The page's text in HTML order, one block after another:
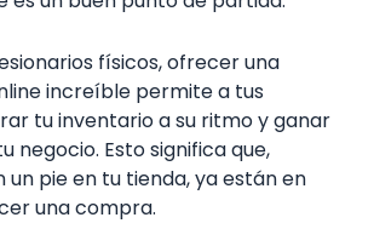
físicos, ofrecer una
increíble permite a tus
tu inventario a su ritmo y ganar
negocio. Esto significa que,
un pie en tu tienda, ya están en
una compra.